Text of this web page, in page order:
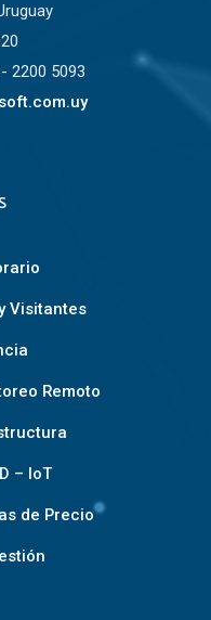
2200 5093
Visitantes
Remoto
– IoT
de Precio